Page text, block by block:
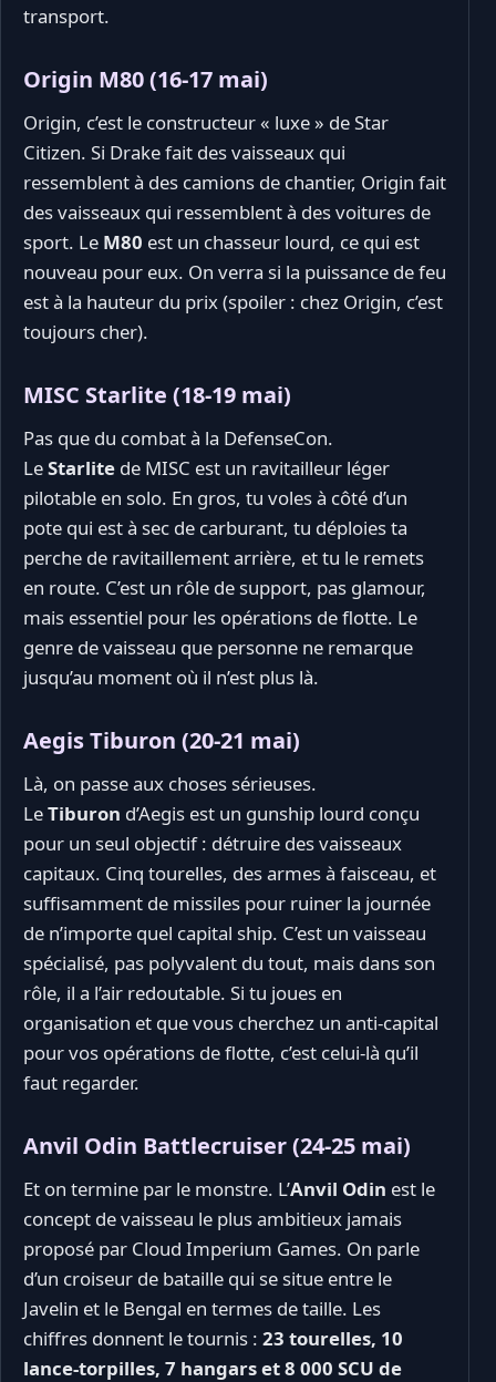
transport.
Origin M80 (16-17 mai)
Origin, c’est le constructeur « luxe » de Star
Citizen. Si Drake fait des vaisseaux qui
ressemblent à des camions de chantier, Origin fait
des vaisseaux qui ressemblent à des voitures de
sport. Le M80 est un chasseur lourd, ce qui est
nouveau pour eux. On verra si la puissance de feu
est à la hauteur du prix (spoiler : chez Origin, c’est
toujours cher).
MISC Starlite (18-19 mai)
Pas que du combat à la DefenseCon.
LeStarlite de MISC est un ravitailleur léger
pilotable en solo. En gros, tu voles à côté d’un
pote qui est à sec de carburant, tu déploies ta
perche de ravitaillement arrière, et tu le remets
en route. C’est un rôle de support, pas glamour,
mais essentiel pour les opérations de flotte. Le
genre de vaisseau que personne ne remarque
jusqu’au moment où il n’est plus là.
Aegis Tiburon (20-21 mai)
Là, on passe aux choses sérieuses.
LeTiburon d’Aegis est un gunship lourd conçu
pour un seul objectif : détruire des vaisseaux
capitaux. Cinq tourelles, des armes à faisceau, et
suffisamment de missiles pour ruiner la journée
de n’importe quel capital ship. C’est un vaisseau
spécialisé, pas polyvalent du tout, mais dans son
rôle, il a l’air redoutable. Si tu joues en
organisation et que vous cherchez un anti-capital
pour vos opérations de flotte, c’est celui-là qu’il
faut regarder.
Anvil Odin Battlecruiser (24-25 mai)
Et on termine par le monstre. L’Anvil Odin est le
concept de vaisseau le plus ambitieux jamais
proposé par Cloud Imperium Games. On parle
d’un croiseur de bataille qui se situe entre le
Javelin et le Bengal en termes de taille. Les
chiffres donnent le tournis : 23 tourelles, 10
lance-torpilles, 7 hangars et 8 000 SCU de